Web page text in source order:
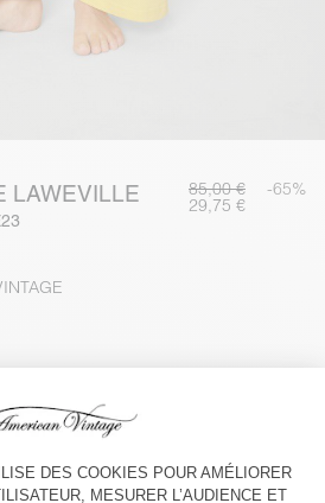
LAWEVILLE 85,00 € -65%
29,75 €
cm et porte une taille S